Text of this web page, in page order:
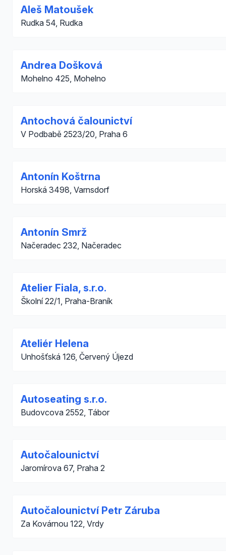
Aleš Matoušek
Rudka 54, Rudka
Andrea Došková
Mohelno 425, Mohelno
Antochová čalounictví
V Podbabě 2523/20, Praha 6
Antonín Koštrna
Horská 3498, Varnsdorf
Antonín Smrž
Načeradec 232, Načeradec
Atelier Fiala, s.r.o.
Školní 22/1, Praha-Braník
Ateliér Helena
Unhošťská 126, Červený Újezd
Autoseating s.r.o.
Budovcova 2552, Tábor
Autočalounictví
Jaromírova 67, Praha 2
Autočalounictví Petr Záruba
Za Kovárnou 122, Vrdy